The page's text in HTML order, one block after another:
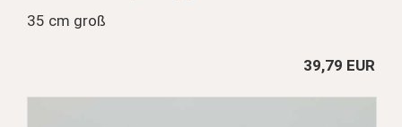
35 cm groß
39,79 EUR